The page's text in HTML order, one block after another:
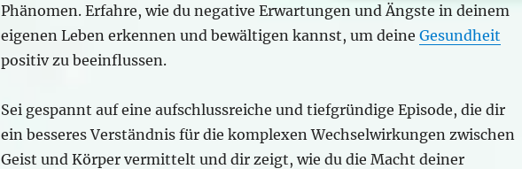
Phänomen. Erfahre, wie du negative Erwartungen und Ängste in deinem
eigenen Leben erkennen und bewältigen kannst, um deine Gesundheit
positiv zu beeinflussen.
Sei gespannt auf eine aufschlussreiche und tiefgründige Episode, die dir
ein besseres Verständnis für die komplexen Wechselwirkungen zwischen
Geist und Körper vermittelt und dir zeigt, wie du die Macht deiner